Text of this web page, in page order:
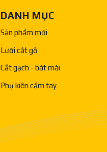
DANH MỤC
Sản phẩm mới
Lưỡi cắt gỗ
Cắt gạch - bát mài
Phụ kiện cầm tay